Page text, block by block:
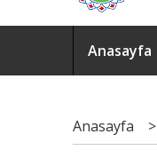
Anasayfa
Anasayfa >